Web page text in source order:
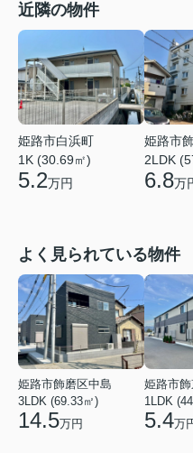
近隣の物件
姫路市白浜町
1K (30.69㎡)
5.2万円
姫路市
2LDK
6.8万
よく見られている物件
姫路市飾磨区中島
3LDK (69.33㎡)
14.5万円
姫路市
1LDK
5.4万